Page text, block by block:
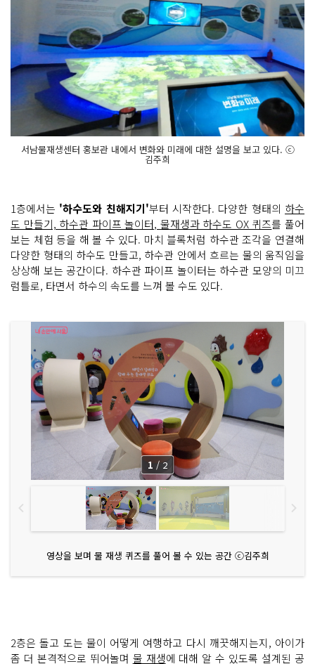
서남물재생센터 홍보관 내에서 변화와 미래에 대한 설명을 보고 있다. ⓒ
김주희
1층에서는 '하수도와 친해지기'부터 시작한다. 다양한 형태의 하수
도 만들기, 하수관 파이프 놀이터, 물재생과 하수도 OX 퀴즈를 풀어
보는 체험 등을 해 볼 수 있다. 마치 블록처럼 하수관 조각을 연결해
다양한 형태의 하수도 만들고, 하수관 안에서 흐르는 물의 움직임을
상상해 보는 공간이다. 하수관 파이프 놀이터는 하수관 모양의 미끄
럼틀로, 타면서 하수의 속도를 느껴 볼 수도 있다.
영상을 보며 물 재생 퀴즈를 풀어 볼 수 있는 공간 ⓒ김주희
1 / 2
2층은 돌고 도는 물이 어떻게 여행하고 다시 깨끗해지는지, 아이가
좀 더 본격적으로 뛰어놀며 물 재생에 대해 알 수 있도록 설계된 공